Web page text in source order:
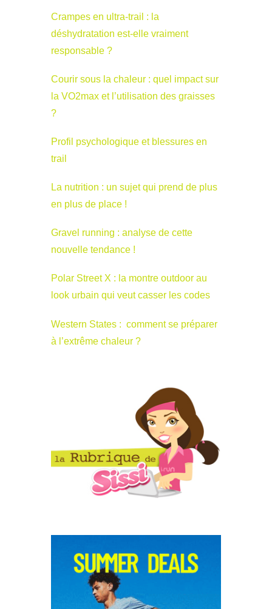
Crampes en ultra-trail : la
déshydratation est-elle vraiment
responsable ?
Courir sous la chaleur : quel impact sur
la VO2max et l’utilisation des graisses
?
Profil psychologique et blessures en
trail
La nutrition : un sujet qui prend de plus
en plus de place !
Gravel running : analyse de cette
nouvelle tendance !
Polar Street X : la montre outdoor au
look urbain qui veut casser les codes
Western States : comment se préparer
à l’extrême chaleur ?